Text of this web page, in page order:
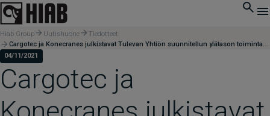
Hiab Group Uutishuone
Tiedotteet
Cargotec ja Konecranes julkistavat Tulevan Yhtiön suunnitellun ylätason toimintamallin ja johtoryhmän
04/11/2021
Cargotec ja